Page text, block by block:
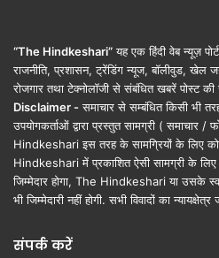
“The Hindkeshari”यह एक हिंदी वेब न्यूज़
राजनीति, प्रशासन, ट्रेंडिंग न्यूज, बॉलीवुड, खेल
रोजगार तथा टेक्नोलॉजी से संबंधित खबरें पोस्ट की
Disclaimer - समाचार से सम्बंधित किसी भी
उपयोगकर्ताओं द्वारा प्रस्तुत सामग्री ( समाचार /
Hindkeshari इस तरह के सामग्रियों के लिए
Hindkeshari में प्रकाशित ऐसी सामग्री के लिए
जिम्मेदार होगा, The Hindkeshari या उसके
भी जिम्मेदारी नहीं होगी. सभी विवादों का
संपर्क करें